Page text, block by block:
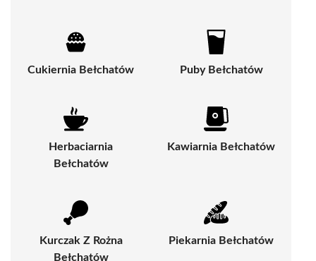
Cukiernia Bełchatów Puby Bełchatów
Herbaciarnia
Bełchatów
Kawiarnia Bełchatów
Kurczak Z Rożna
Bełchatów
Piekarnia Bełchatów